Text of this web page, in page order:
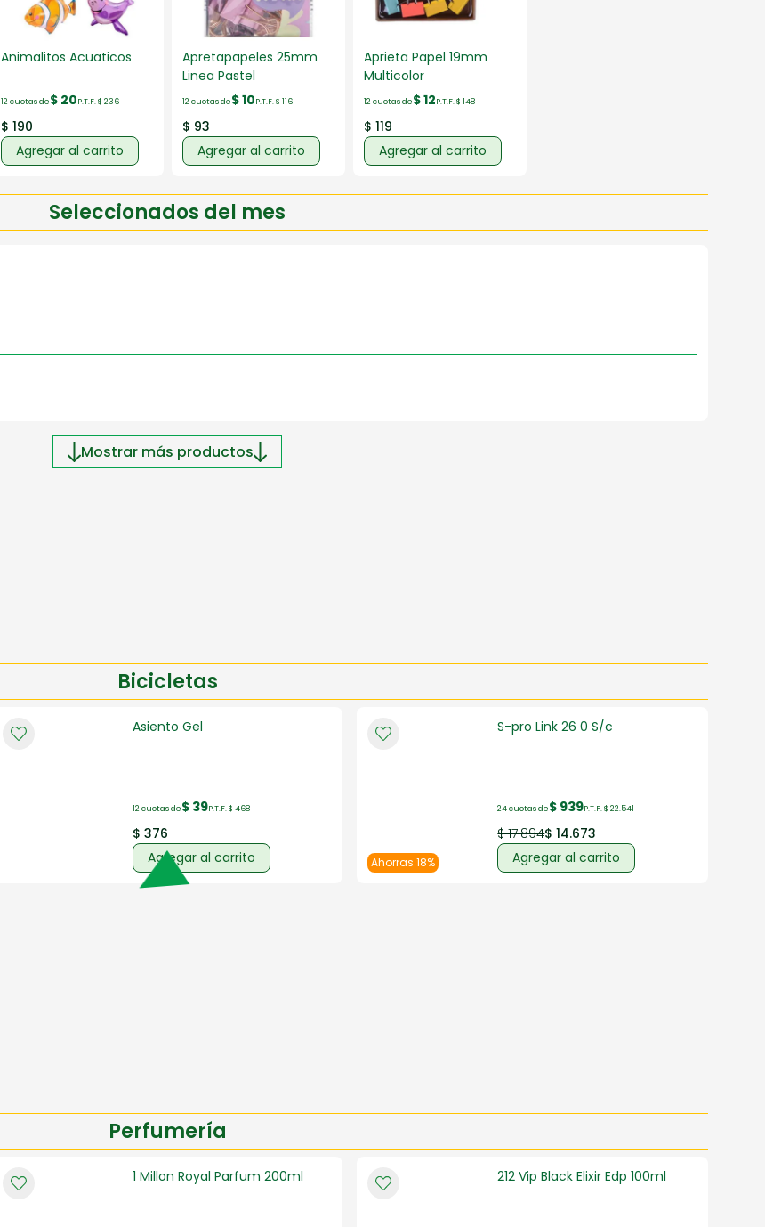
Animalitos Acuaticos
12 cuotas de$ 20P.T.F. $ 236
$ 190
Agregar al carrito
Apretapapeles 25mm
Linea Pastel
12 cuotas de$ 10P.T.F. $ 116
$ 93
Agregar al carrito
Aprieta Papel 19mm
Multicolor
12 cuotas de$ 12P.T.F. $ 148
$ 119
Agregar al carrito
Seleccionados del mes
Mostrar más productos
Bicicletas
Asiento Gel
12 cuotas de$ 39P.T.F. $ 468
$ 376
Agregar al carrito
Ahorras 18%
S-pro Link 26 0 S/c
24 cuotas de$ 939P.T.F. $ 22.541
$ 17.894$ 14.673
Agregar al carrito
Perfumería
1 Millon Royal Parfum 200ml 212 Vip Black Elixir Edp 100ml